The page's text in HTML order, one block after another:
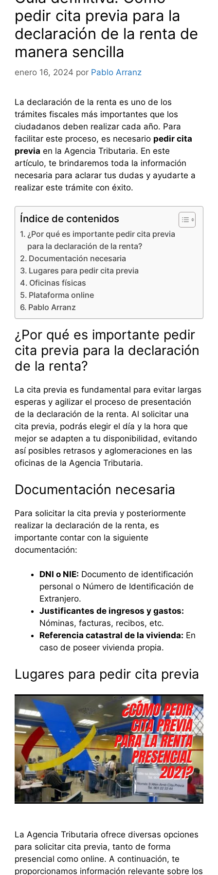
pedir cita previa para la
declaración de la renta de
manera sencilla
enero 16, 2024 por Pablo Arranz
La declaración de la renta es uno de los
trámites fiscales más importantes que los
ciudadanos deben realizar cada año. Para
facilitar este proceso, es necesario pedir cita
previa en la Agencia Tributaria. En este
artículo, te brindaremos toda la información
necesaria para aclarar tus dudas y ayudarte a
realizar este trámite con éxito.
Índice de contenidos
¿Por qué es importante pedir cita previa
para la declaración de la renta?
Documentación necesaria
Lugares para pedir cita previa
Oficinas físicas
Plataforma online
Pablo Arranz
¿Por qué es importante pedir
cita previa para la declaración
de la renta?
La cita previa es fundamental para evitar largas
esperas y agilizar el proceso de presentación
de la declaración de la renta. Al solicitar una
cita previa, podrás elegir el día y la hora que
mejor se adapten a tu disponibilidad, evitando
así posibles retrasos y aglomeraciones en las
oficinas de la Agencia Tributaria.
Documentación necesaria
Para solicitar la cita previa y posteriormente
realizar la declaración de la renta, es
importante contar con la siguiente
documentación:
DNI o NIE: Documento de identificación
personal o Número de Identificación de
Extranjero.
Justificantes de ingresos y gastos:
Nóminas, facturas, recibos, etc.
Referencia catastral de la vivienda: En
caso de poseer vivienda propia.
Lugares para pedir cita previa
La Agencia Tributaria ofrece diversas opciones
para solicitar cita previa, tanto de forma
presencial como online. A continuación, te
proporcionamos información relevante sobre los